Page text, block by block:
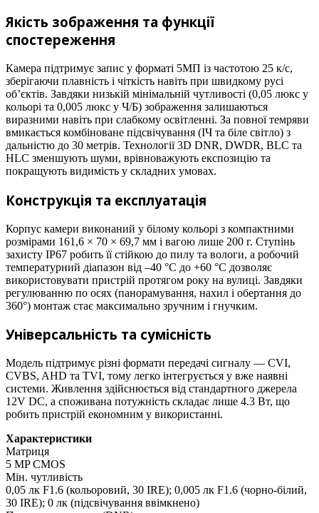
Якість зображення та функції
спостереження
Камера підтримує запис у форматі 5МП із частотою 25 к/с,
зберігаючи плавність і чіткість навіть при швидкому русі
об’єктів. Завдяки низькій мінімальній чутливості (0,05 люкс у
кольорі та 0,005 люкс у Ч/Б) зображення залишаються
виразними навіть при слабкому освітленні. За повної темряви
вмикається комбіноване підсвічування (ІЧ та біле світло) з
дальністю до 30 метрів. Технології 3D DNR, DWDR, BLC та
HLC зменшують шуми, врівноважують експозицію та
покращують видимість у складних умовах.
Конструкція та експлуатація
Корпус камери виконаний у білому кольорі з компактними
розмірами 161,6 × 70 × 69,7 мм і вагою лише 200 г. Ступінь
захисту IP67 робить її стійкою до пилу та вологи, а робочий
температурний діапазон від –40 °C до +60 °C дозволяє
використовувати пристрій протягом року на вулиці. Завдяки
регулюванню по осях (панорамування, нахил і обертання до
360°) монтаж стає максимально зручним і гнучким.
Універсальність та сумісність
Модель підтримує різні формати передачі сигналу — CVI,
CVBS, AHD та TVI, тому легко інтегрується у вже наявні
системи. Живлення здійснюється від стандартного джерела
12V DC, а споживана потужність складає лише 4.3 Вт, що
робить пристрій економним у використанні.
Характеристики
Матриця
5 MP CMOS
Мін. чутливість
0,05 лк F1.6 (кольоровий, 30 IRE); 0,005 лк F1.6 (чорно-білий,
30 IRE); 0 лк (підсвічування ввімкнено)